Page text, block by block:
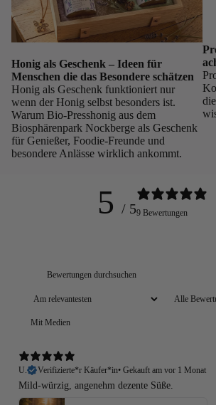
Honig als Geschenk – Ideen für
Menschen die das Besondere schätzen
Honig als Geschenk funktioniert nur
wenn der Honig selbst besonders ist.
Warum Bio-Presshonig aus dem
Biosphärenpark Nockberge als Geschenk
für Genießer, Foodie-Freunde und
besondere Anlässe wirklich ankommt.
5 / 59 Bewertungen
Mit Medien
U.
Verifizierte*r Käufer*in• Gekauft am vor 1 Monat
Mild-würzig, angenehm dezente Süße.